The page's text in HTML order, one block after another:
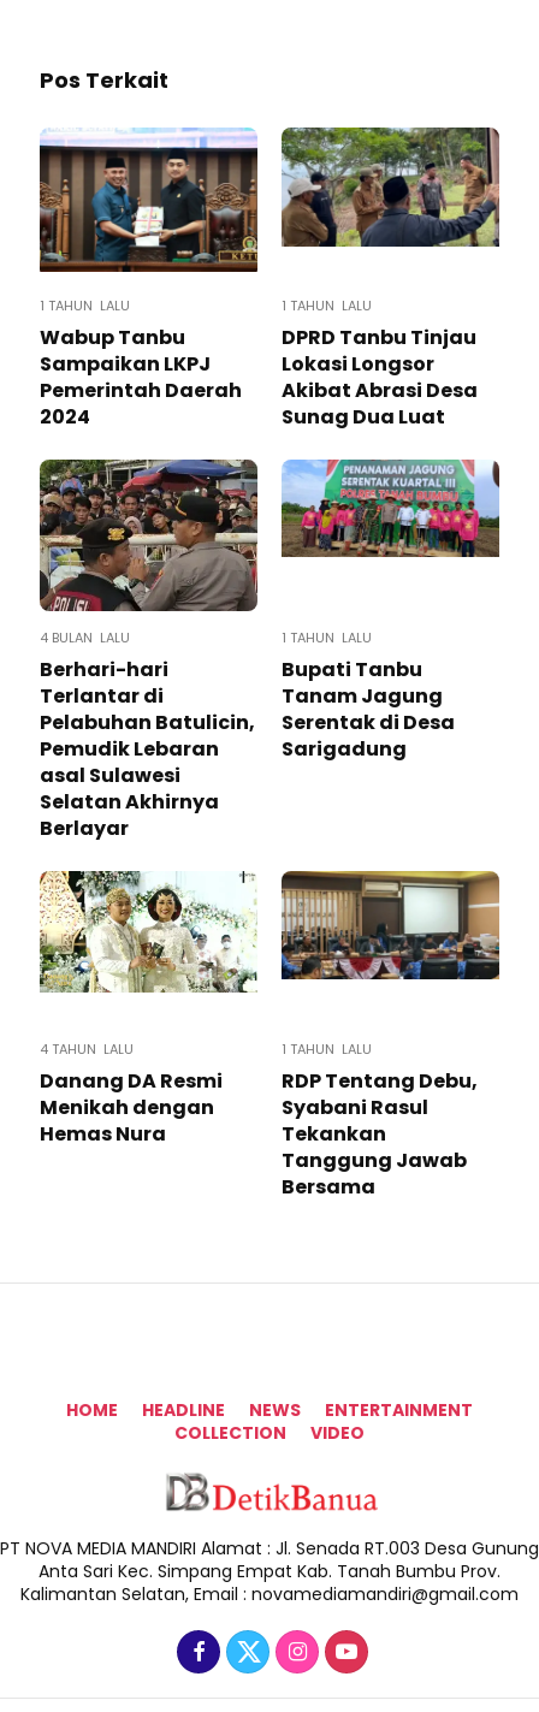
Pos Terkait
1 TAHUN LALU
Wabup Tanbu
Sampaikan LKPJ
Pemerintah Daerah
2024
1 TAHUN LALU
DPRD Tanbu Tinjau
Lokasi Longsor
Akibat Abrasi Desa
Sunag Dua Luat
4 BULAN LALU
Berhari-hari
Terlantar di
Pelabuhan Batulicin,
Pemudik Lebaran
asal Sulawesi
Selatan Akhirnya
Berlayar
1 TAHUN LALU
Bupati Tanbu
Tanam Jagung
Serentak di Desa
Sarigadung
4 TAHUN LALU
Danang DA Resmi
Menikah dengan
Hemas Nura
1 TAHUN LALU
RDP Tentang Debu,
Syabani Rasul
Tekankan
Tanggung Jawab
Bersama
HOME HEADLINE NEWS
ENTERTAINMENT
COLLECTION
VIDEO
PT NOVA MEDIA MANDIRI Alamat : Jl. Senada RT.003 Desa Gunung
Anta Sari Kec. Simpang Empat Kab. Tanah Bumbu Prov.
Kalimantan Selatan, Email : novamediamandiri@gmail.com